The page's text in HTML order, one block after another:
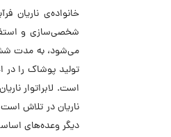
خانواده‌ی ناریان
شخصی‌سازی و
می‌شود، به مدت شش
تولید پوشاک را در
است. لابراتوار
ناریان در تلاش است
دیگر وعده‌های